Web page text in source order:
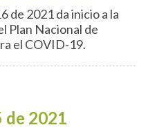
de 2021 da inicio a la
Plan Nacional de
el COVID-19.
de 2021